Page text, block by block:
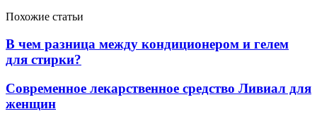
Похожие статьи
В чем разница между кондиционером и гелем
для стирки?
Современное лекарственное средство Ливиал для
женщин